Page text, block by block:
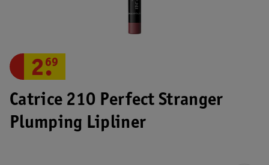
Catrice 210 Perfect Stranger
Plumping Lipliner
2.
69